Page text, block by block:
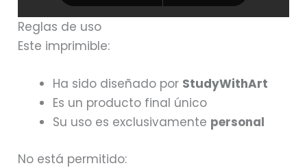
Reglas de uso
Este imprimible:
Ha sido diseñado por StudyWithArt
Es un producto final único
Su uso es exclusivamente personal
No está permitido: